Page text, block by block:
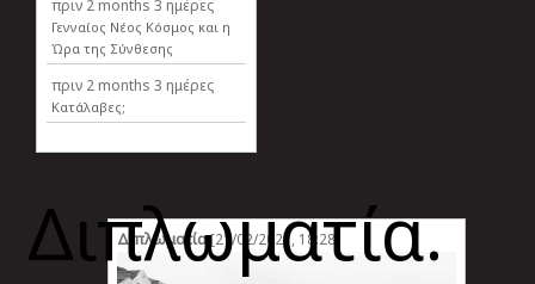
πριν 2 months 3 ημέρες
Γενναίος Νέος Κόσμος και η
Ώρα της Σύνθεσης
πριν 2 months 3 ημέρες
Κατάλαβες;
Διπλωματία.
Διπλωματία[21/02/2021, 18:28]